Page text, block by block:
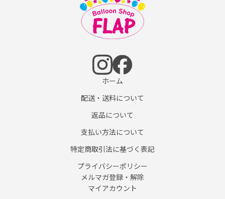
ホーム
配送・送料について
返品について
支払い方法について
特定商取引法に基づく表記
プライバシーポリシー
メルマガ登録・解除
マイアカウント